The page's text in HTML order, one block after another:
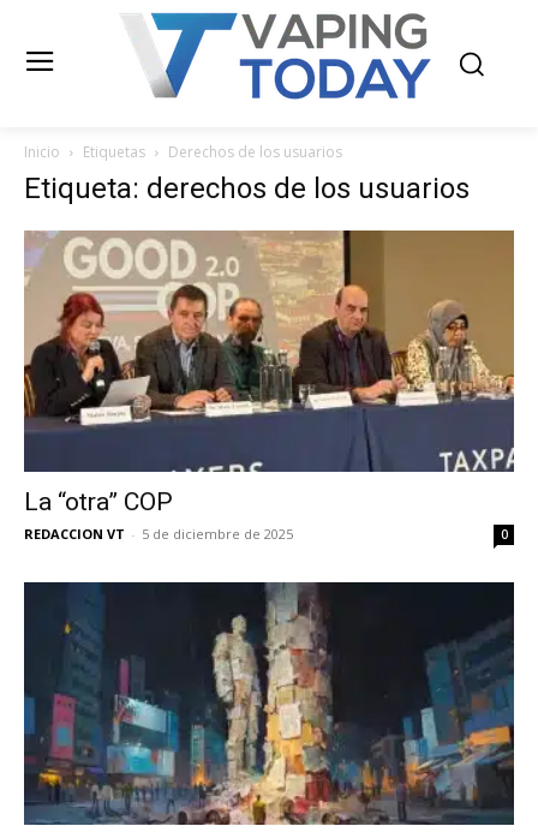
Inicio Etiquetas Derechos de los usuarios
Etiqueta: derechos de los usuarios
La “otra” COP
REDACCION VT - 5 de diciembre de 2025 0